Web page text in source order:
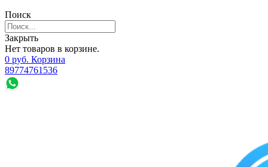
Поиск
Закрыть
Нет товаров в корзине.
0 руб. Корзина
89774761536